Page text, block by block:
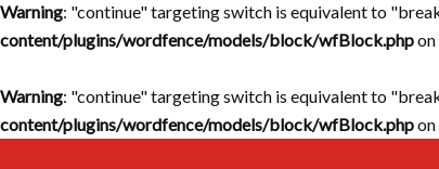
Warning: "continue" targeting switch is equivalent to
content/plugins/wordfence/models/block/wfBlock.phpon
Warning: "continue" targeting switch is equivalent to
content/plugins/wordfence/models/block/wfBlock.phpon